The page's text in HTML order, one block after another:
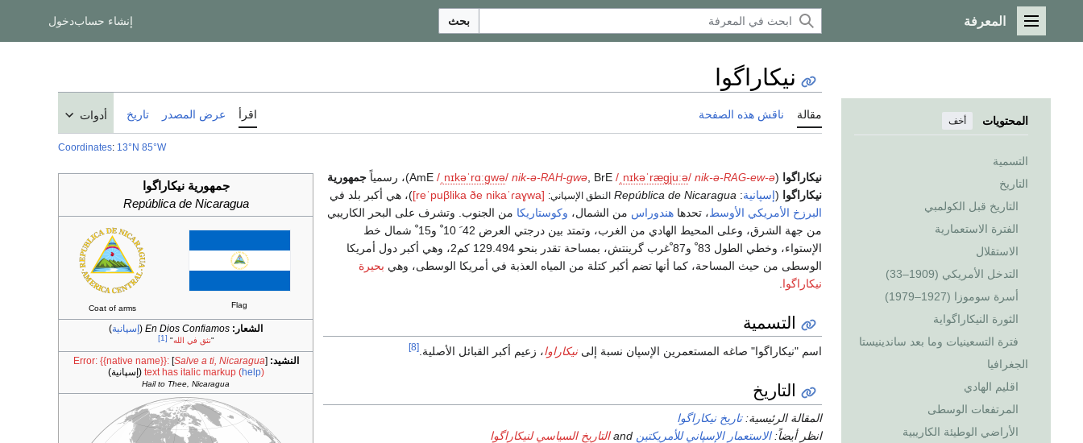
القائمة الرئيسية
المعرفة بحث إنشاء حسابدخول
المحتويات أخف
التسمية
التاريخ
التاريخ قبل الكولمبي
الفترة الاستعمارية
الاستقلال
التدخل الأمريكي (1909–33)
أسرة سوموزا (1927–1979)
الثورة النيكاراگواية
فترة التسعينيات وما بعد ساندينيستا
الجغرافيا
اقليم الهادي
المرتفعات الوسطى
الأراضي الوطيئة الكاريبية
نيكاراگوا
مقالة ناقش هذه الصفحة اقرأ عرض المصدر تاريخ أدوات
Coordinates: 13°N 85°W
جمهورية نيكاراگوا
República de Nicaragua
Flag
Coat of arms
الشعار: En Dios Confiamos
( إسپانية)
"نثق في الله"
[1]
النشيد: [
Salve a ti, Nicaragua
]
Error: {{native name}}:
text has italic markup (help) (إسپانية)
Hail to Thee, Nicaragua
نيكاراگوا (AmE
/ nɪkəˈrɑːɡwə/ nik-ə-RAH-gwə , BrE / nɪkəˈræɡjuːə/ nik-ə-RAG-ew-ə )، رسمياً جمهورية
نيكاراگوا
(إسپانية:
República de Nicaragua النطق الإسپاني: [reˈpuβlika ðe nikaˈɾaɣwa]
)، هي أكبر بلد في
البرزخ الأمريكي الأوسط، تحدها هندوراس من الشمال، وكوستاريكا من الجنوب. وتشرف على البحر الكاريبي
من جهة الشرق، وعلى المحيط الهادي من الغرب، وتمتد بين درجتي العرض 42 َ 10 ْ و15 ْ شمال خط
الإستواء، وخطي الطول 83 ْ و87 ْغرب گرينتش، بمساحة تقدر بنحو 129.494 كم2، وهي أكبر دول أمريكا
الوسطى من حيث المساحة، كما أنها تضم أكبر كتلة من المياه العذبة في أمريكا الوسطى، وهي بحيرة
نيكاراگوا
التسمية
اسم "نيكاراگوا" صاغه المستعمرين الإسپان نسبة إلىنيكاراوا، زعيم أكبر القبائل الأصلية.[8]
التاريخ
المقالة الرئيسية:تاريخ نيكاراگوا
انظر أيضاً:الاستعمار الإسپاني للأمريكتين التاريخ السياسي لنيكاراگوا